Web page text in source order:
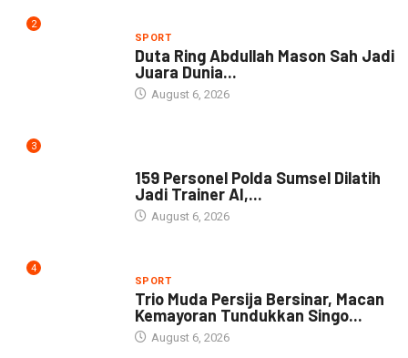
2
SPORT
Duta Ring Abdullah Mason Sah Jadi
Juara Dunia...
August 6, 2026
3
159 Personel Polda Sumsel Dilatih
Jadi Trainer AI,...
August 6, 2026
4
SPORT
Trio Muda Persija Bersinar, Macan
Kemayoran Tundukkan Singo...
August 6, 2026